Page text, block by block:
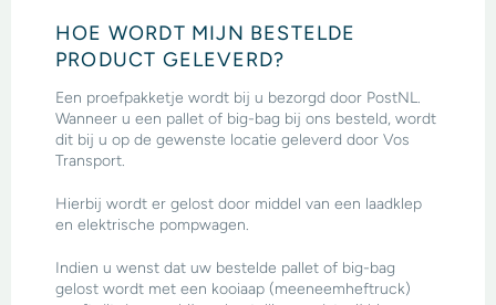
HOE WORDT MIJN BESTELDE
PRODUCT GELEVERD?
Een proefpakketje wordt bij u bezorgd door PostNL.
Wanneer u een pallet of big-bag bij ons besteld, wordt
dit bij u op de gewenste locatie geleverd door Vos
Transport.
Hierbij wordt er gelost door middel van een laadklep
en elektrische pompwagen.
Indien u wenst dat uw bestelde pallet of big-bag
gelost wordt met een kooiaap (meeneemheftruck)